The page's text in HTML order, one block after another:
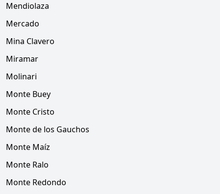
Mendiolaza
Mercado
Mina Clavero
Miramar
Molinari
Monte Buey
Monte Cristo
Monte de los Gauchos
Monte Maíz
Monte Ralo
Monte Redondo